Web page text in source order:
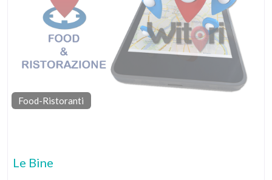
Food-Ristoranti
Le Bine